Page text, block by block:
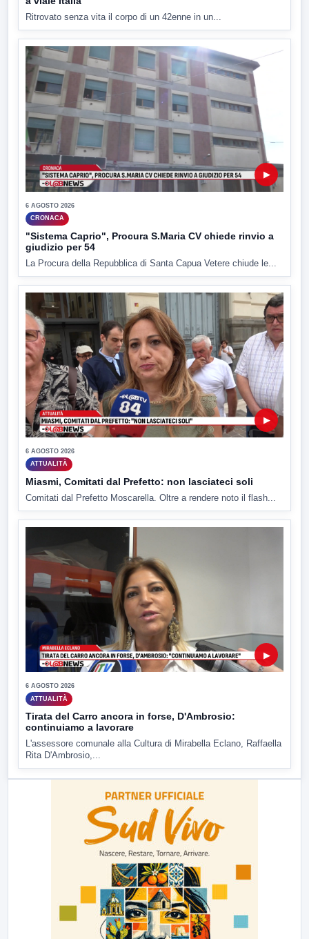
Ritrovato senza vita il corpo di un 42enne in un...
▶
6 AGOSTO 2026
CRONACA
"Sistema Caprio", Procura S.Maria CV chiede rinvio a
giudizio per 54
La Procura della Repubblica di Santa Capua Vetere chiude le...
▶
6 AGOSTO 2026
ATTUALITÀ
Miasmi, Comitati dal Prefetto: non lasciateci soli
Comitati dal Prefetto Moscarella. Oltre a rendere noto il flash...
▶
6 AGOSTO 2026
ATTUALITÀ
Tirata del Carro ancora in forse, D'Ambrosio:
continuiamo a lavorare
L'assessore comunale alla Cultura di Mirabella Eclano, Raffaella
Rita D'Ambrosio,...